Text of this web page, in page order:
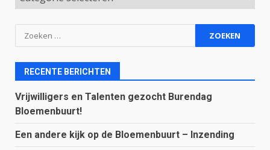
Zoeken
naar:
RECENTE BERICHTEN
Vrijwilligers en Talenten gezocht Burendag
Bloemenbuurt!
Een andere kijk op de Bloemenbuurt – Inzending